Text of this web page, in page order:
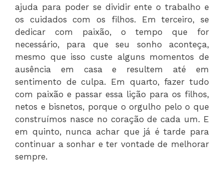
ajuda para poder se dividir ente o trabalho e
os cuidados com os filhos. Em terceiro, se
dedicar com paixão, o tempo que for
necessário, para que seu sonho aconteça,
mesmo que isso custe alguns momentos de
ausência em casa e resultem até em
sentimento de culpa. Em quarto, fazer tudo
com paixão e passar essa lição para os filhos,
netos e bisnetos, porque o orgulho pelo o que
construímos nasce no coração de cada um. E
em quinto, nunca achar que já é tarde para
continuar a sonhar e ter vontade de melhorar
sempre.